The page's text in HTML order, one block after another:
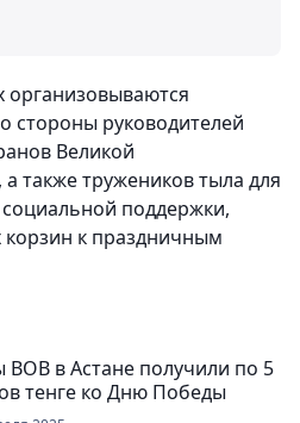
организовываются
стороны руководителей
Великой
также тружеников тыла для
поддержки,
корзин к праздничным
ВОВ в Астане получили по 5
тенге ко Дню Победы